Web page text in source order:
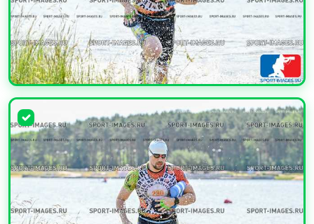
УВЕЛИЧИТЬ